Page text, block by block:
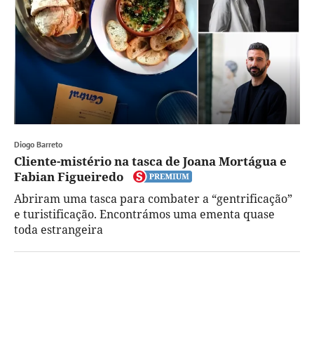
Diogo Barreto
Cliente-mistério na tasca de Joana Mortágua e
Fabian Figueiredo
Abriram uma tasca para combater a “gentrificação”
e turistificação. Encontrámos uma ementa quase
toda estrangeira